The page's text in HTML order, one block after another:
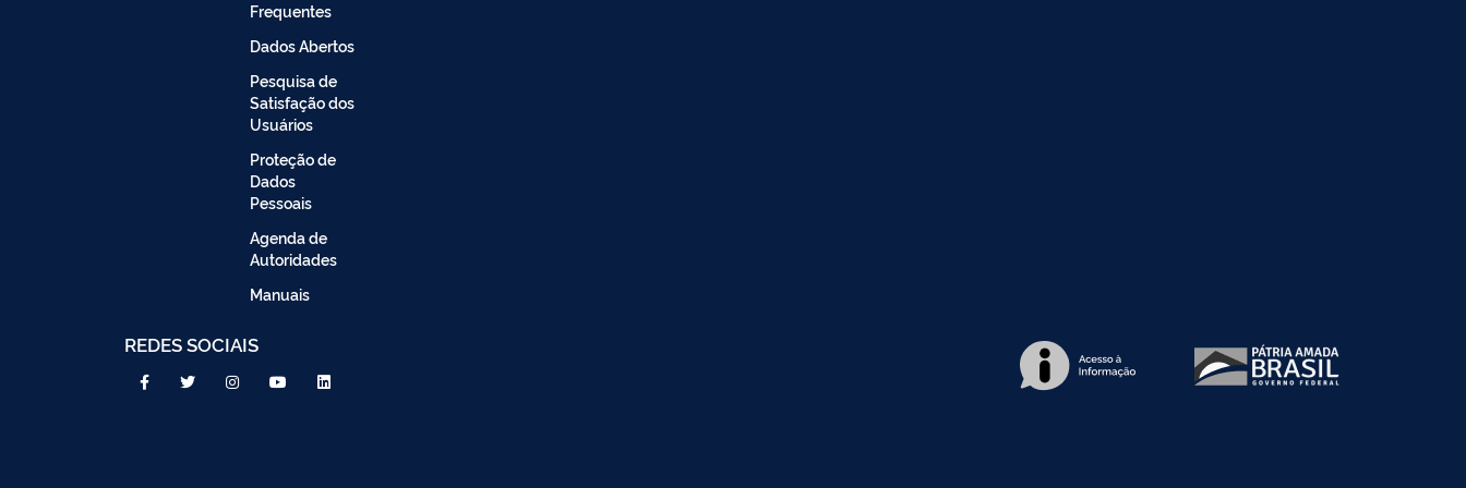
Frequentes
Dados Abertos
Pesquisa de
Satisfação dos
Usuários
Proteção de
Dados
Pessoais
Agenda de
Autoridades
Manuais
REDES SOCIAIS